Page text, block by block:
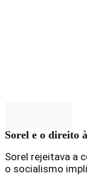
Sorel e o direito
Sorel rejeitava a
o socialismo